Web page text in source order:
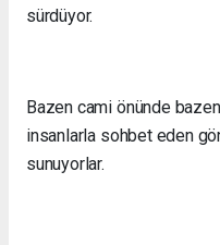
sürdüyor.
Bazen cami önünde
insanlarla sohbet eden
sunuyorlar.